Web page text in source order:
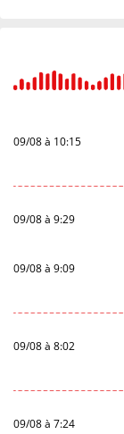
09/08 à 10:15
09/08 à 9:29
09/08 à 9:09
09/08 à 8:02
09/08 à 7:24